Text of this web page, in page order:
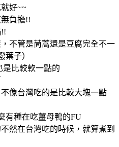
好~~
負擔!!
不管是茼蒿還是豆腐完全不一
葉子）
是比較軟一點的
像台灣吃的是比較大塊一點
有種在吃薑母鴨的FU
然在台灣吃的時候，就算煮到